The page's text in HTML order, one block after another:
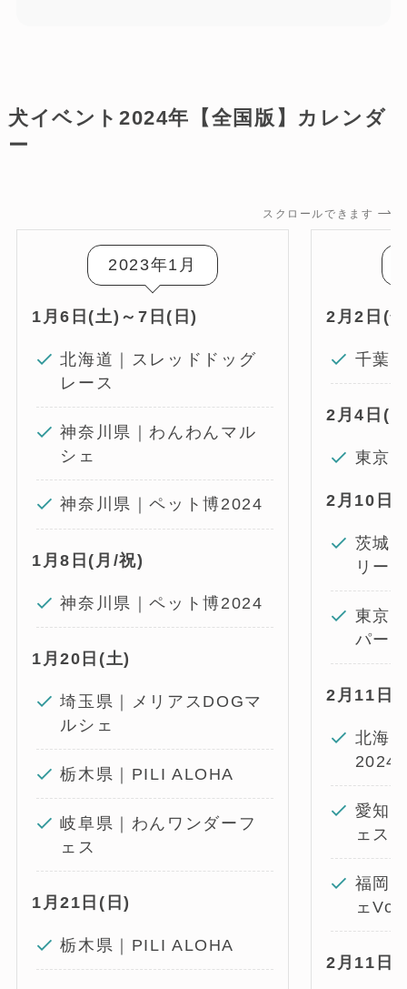
しっかり握る
犬イベント2024年【全国版】カレンダ
ー
スクロールできます
2023年1月
1月6日(土)～7日(日)
北海道｜スレッドドッグ
レース
神奈川県｜わんわんマル
シェ
神奈川県｜ペット博2024
1月8日(月/祝)
神奈川県｜ペット博2024
1月20日(土)
埼玉県｜メリアスDOGマ
ルシェ
栃木県｜PILI ALOHA
岐阜県｜わんワンダーフ
ェス
1月21日(日)
栃木県｜PILI ALOHA
2月2日(
千葉
2月4日(
東京
2月10日(
茨城
リー
東京
パー
2月11日(
北海
2024
愛知
ェス
福岡
ェ
2月 11日(